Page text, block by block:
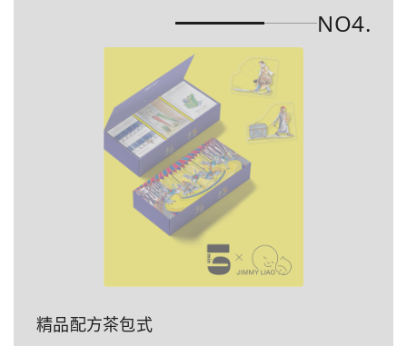
NO4.
精品配方茶包式